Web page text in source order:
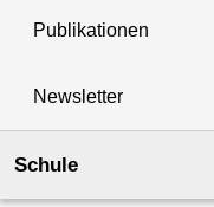
Publikationen
Newsletter
Schule